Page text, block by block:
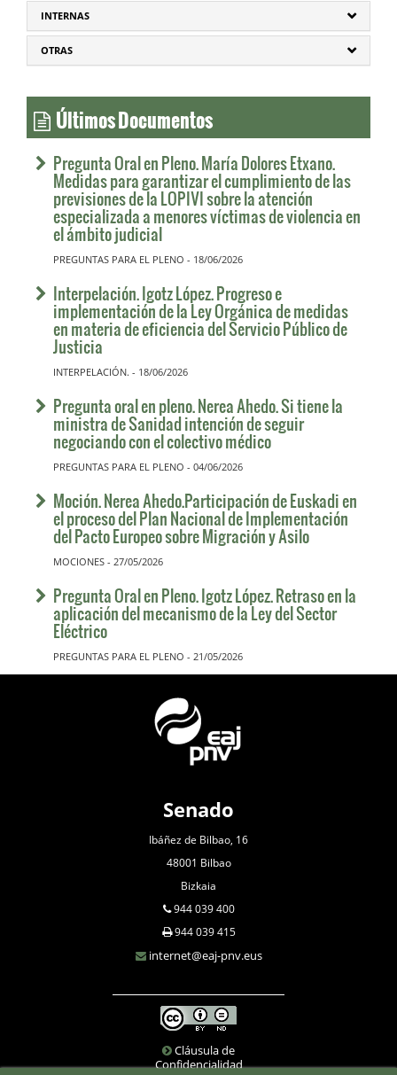
INTERNAS
OTRAS
Últimos Documentos
Pregunta Oral en Pleno. María Dolores Etxano.
Medidas para garantizar el cumplimiento de las
previsiones de la LOPIVI sobre la atención
especializada a menores víctimas de violencia en
el ámbito judicial
PREGUNTAS PARA EL PLENO - 18/06/2026
Interpelación. Igotz López. Progreso e
implementación de la Ley Orgánica de medidas
en materia de eficiencia del Servicio Público de
Justicia
INTERPELACIÓN. - 18/06/2026
Pregunta oral en pleno. Nerea Ahedo. Si tiene la
ministra de Sanidad intención de seguir
negociando con el colectivo médico
PREGUNTAS PARA EL PLENO - 04/06/2026
Moción. Nerea Ahedo.Participación de Euskadi en
el proceso del Plan Nacional de Implementación
del Pacto Europeo sobre Migración y Asilo
MOCIONES - 27/05/2026
Pregunta Oral en Pleno. Igotz López. Retraso en la
aplicación del mecanismo de la Ley del Sector
Eléctrico
PREGUNTAS PARA EL PLENO - 21/05/2026
Senado
Ibáñez de Bilbao, 16
48001 Bilbao
Bizkaia
944 039 400
944 039 415
internet@eaj-pnv.eus
Cláusula de
Confidencialidad